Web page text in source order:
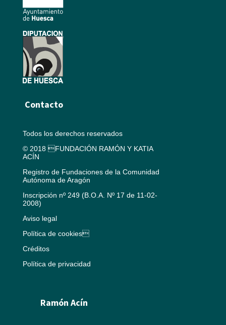
Contacto
Todos los derechos reservados
© 2018 FUNDACIÓN RAMÓN Y KATIA
ACÍN
Registro de Fundaciones de la Comunidad
Autónoma de Aragón
Inscripción nº 249 (B.O.A. Nº 17 de 11-02-
2008)
Aviso legal
Política de cookies
Créditos
Política de privacidad
Ramón Acín